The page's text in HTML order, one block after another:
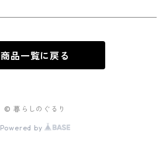
商品一覧に戻る
© 暮らしのぐるり
Powered by